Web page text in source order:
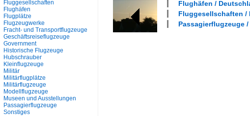
Flughäfen /
Fluggesellschaften /
Passagierflugzeuge /
Fluggesellschaften
Flughäfen
Flugplätze
Flugzeugwerke
Fracht- und Transportflugzeuge
Geschäftsreiseflugzeuge
Government
Historische Flugzeuge
Hubschrauber
Kleinflugzeuge
Militär
Militärflugplätze
Militärflugzeuge
Modellflugzeuge
Museen und Ausstellungen
Passagierflugzeuge
Sonstiges